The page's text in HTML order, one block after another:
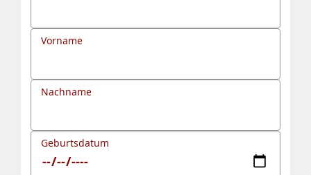
Vorname
Nachname
Geburtsdatum